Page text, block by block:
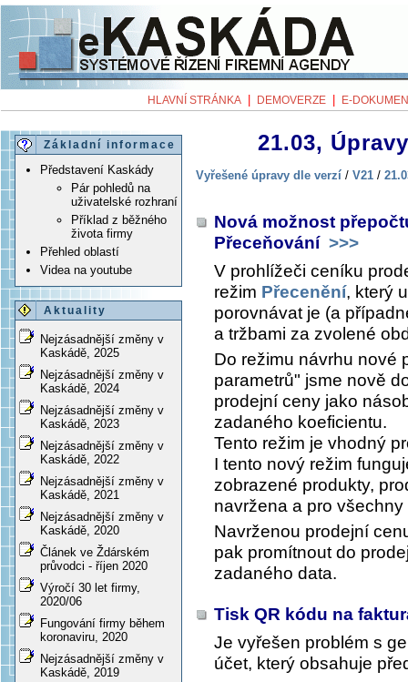
HLAVNÍ STRÁNKA DEMOVERZE E-
Základní informace
Představení Kaskády
Pár pohledů na
uživatelské rozhraní
Příklad z běžného
života firmy
Přehled oblastí
Videa na youtube
Aktuality
Nejzásadnější změny v
Kaskádě, 2025
Nejzásadnější změny v
Kaskádě, 2024
Nejzásadnější změny v
Kaskádě, 2023
Nejzásadnější změny v
Kaskádě, 2022
Nejzásadnější změny v
Kaskádě, 2021
Nejzásadnější změny v
Kaskádě, 2020
Článek ve Ždárském
průvodci - říjen 2020
Výročí 30 let firmy,
2020/06
Fungování firmy během
koronaviru, 2020
Nejzásadnější změny v
Kaskádě, 2019
21.03,
Vyřešené úpravy dle verzí / V21 /
Nová možnost
Přeceňování >>>
V prohlížeči ceníku
režim Přecenění, který
porovnávat je (a
a tržbami za zvolené
Do režimu návrhu nové
parametrů" jsme nově
prodejní ceny jako
zadaného koeficientu.
Tento režim je vhodný
I tento nový režim
zobrazené produkty,
navržena a pro
Navrženou prodejní
pak promítnout do
zadaného data.
Tisk QR kódu na
Je vyřešen problém s
účet, který obsahuje